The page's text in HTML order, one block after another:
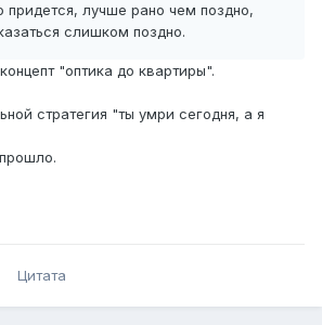
придется, лучше рано чем поздно,
слишком поздно.
"оптика до квартиры".
стратегия "ты умри сегодня, а я
Цитата